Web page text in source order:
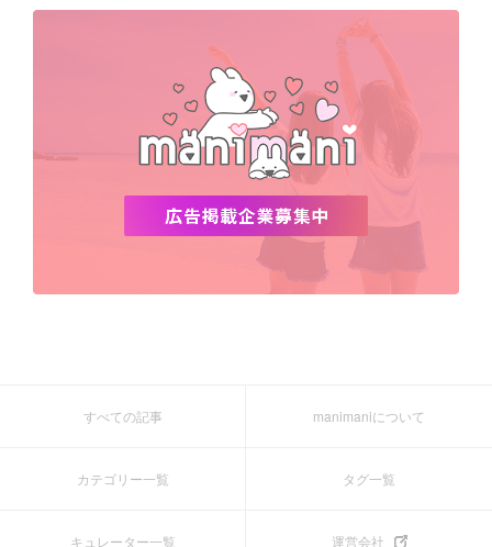
すべての記事 manimaniについて
カテゴリー一覧 タグ一覧
キュレーター一覧 運営会社